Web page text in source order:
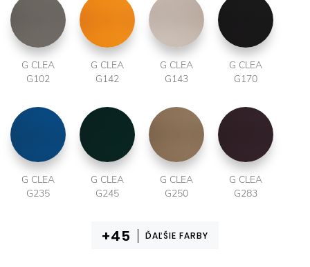
G CLEA
G102
G CLEA
G142
G CLEA
G143
G CLEA
G170
G CLEA
G235
G CLEA
G245
G CLEA
G250
G CLEA
G283
ĎAĽŠIE FARBY